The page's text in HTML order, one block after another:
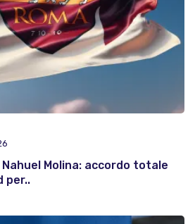
Molina: accordo totale
per..